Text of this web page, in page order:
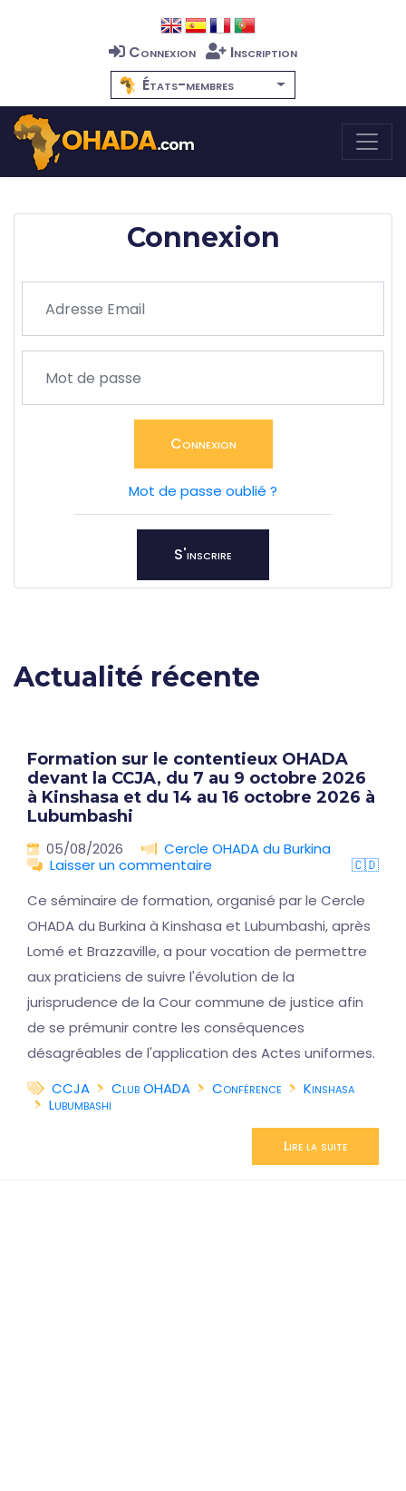
Connexion
Inscription
États-membres
Connexion
Connexion
Mot de passe oublié ?
S'inscrire
Actualité récente
Formation sur le contentieux OHADA
devant la CCJA, du 7 au 9 octobre 2026
à Kinshasa et du 14 au 16 octobre 2026 à
Lubumbashi
05/08/2026
Cercle OHADA du Burkina
Laisser un commentaire
🇨🇩
Ce séminaire de formation, organisé par le Cercle
OHADA du Burkina à Kinshasa et Lubumbashi, après
Lomé et Brazzaville, a pour vocation de permettre
aux praticiens de suivre l'évolution de la
jurisprudence de la Cour commune de justice afin
de se prémunir contre les conséquences
désagréables de l'application des Actes uniformes.
CCJA
Club OHADA Conférence
Kinshasa
Lubumbashi
Lire la suite